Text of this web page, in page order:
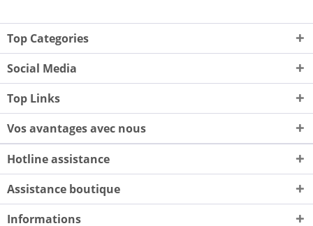
Top Categories
Social Media
Top Links
Vos avantages avec nous
Hotline assistance
Assistance boutique
Informations